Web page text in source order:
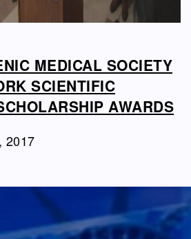
MEDICAL SOCIETY
SCIENTIFIC
AWARDS
2017